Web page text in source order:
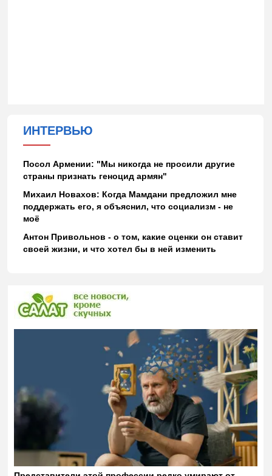
ИНТЕРВЬЮ
Посол Армении: "Мы никогда не просили другие
страны признать геноцид армян"
Михаил Новахов: Когда Мамдани предложил мне
поддержать его, я объяснил, что социализм - не
моё
Антон Привольнов - о том, какие оценки он ставит
своей жизни, и что хотел бы в ней изменить